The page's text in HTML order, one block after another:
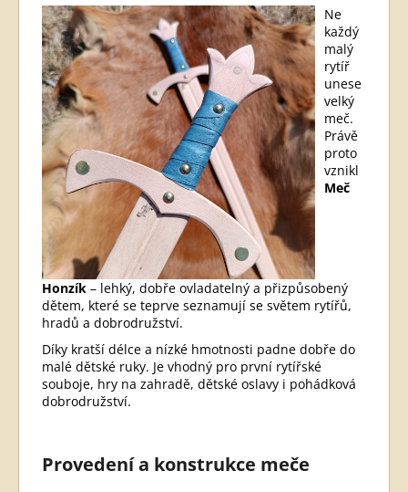
Ne
každý
malý
rytíř
unese
velký
meč.
Právě
proto
vznikl
Meč
Honzík – lehký, dobře ovladatelný a přizpůsobený
dětem, které se teprve seznamují se světem rytířů,
hradů a dobrodružství.
Díky kratší délce a nízké hmotnosti padne dobře do
malé dětské ruky. Je vhodný pro první rytířské
souboje, hry na zahradě, dětské oslavy i pohádková
dobrodružství.
Provedení a konstrukce meče